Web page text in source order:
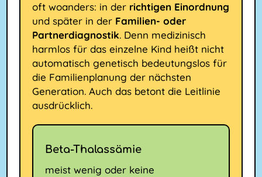
oft woanders: in der richtigen Einordnung
und später in der Familien- oder
Partnerdiagnostik. Denn medizinisch
harmlos für das einzelne Kind heißt nicht
automatisch genetisch bedeutungslos für
die Familienplanung der nächsten
Generation. Auch das betont die Leitlinie
ausdrücklich.
Beta-Thalassämie
meist wenig oder keine